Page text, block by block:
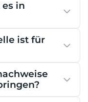
in
ist für